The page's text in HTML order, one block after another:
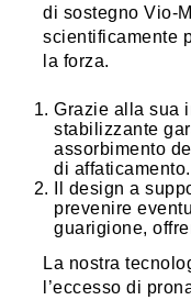
di sostegno Vio-
scientificamente
la forza.
Grazie alla sua
stabilizzante
assorbimento
di affaticamento.
Il design a
prevenire
guarigione,
La nostra
l’eccesso di